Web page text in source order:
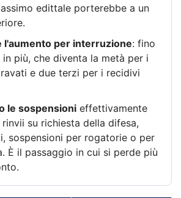
edittale porterebbe a un
l'aumento per interruzione: fino
più, che diventa la metà per i
e due terzi per i recidivi
le sospensioni effettivamente
su richiesta della difesa,
sospensioni per rogatorie o per
È il passaggio in cui si perde più